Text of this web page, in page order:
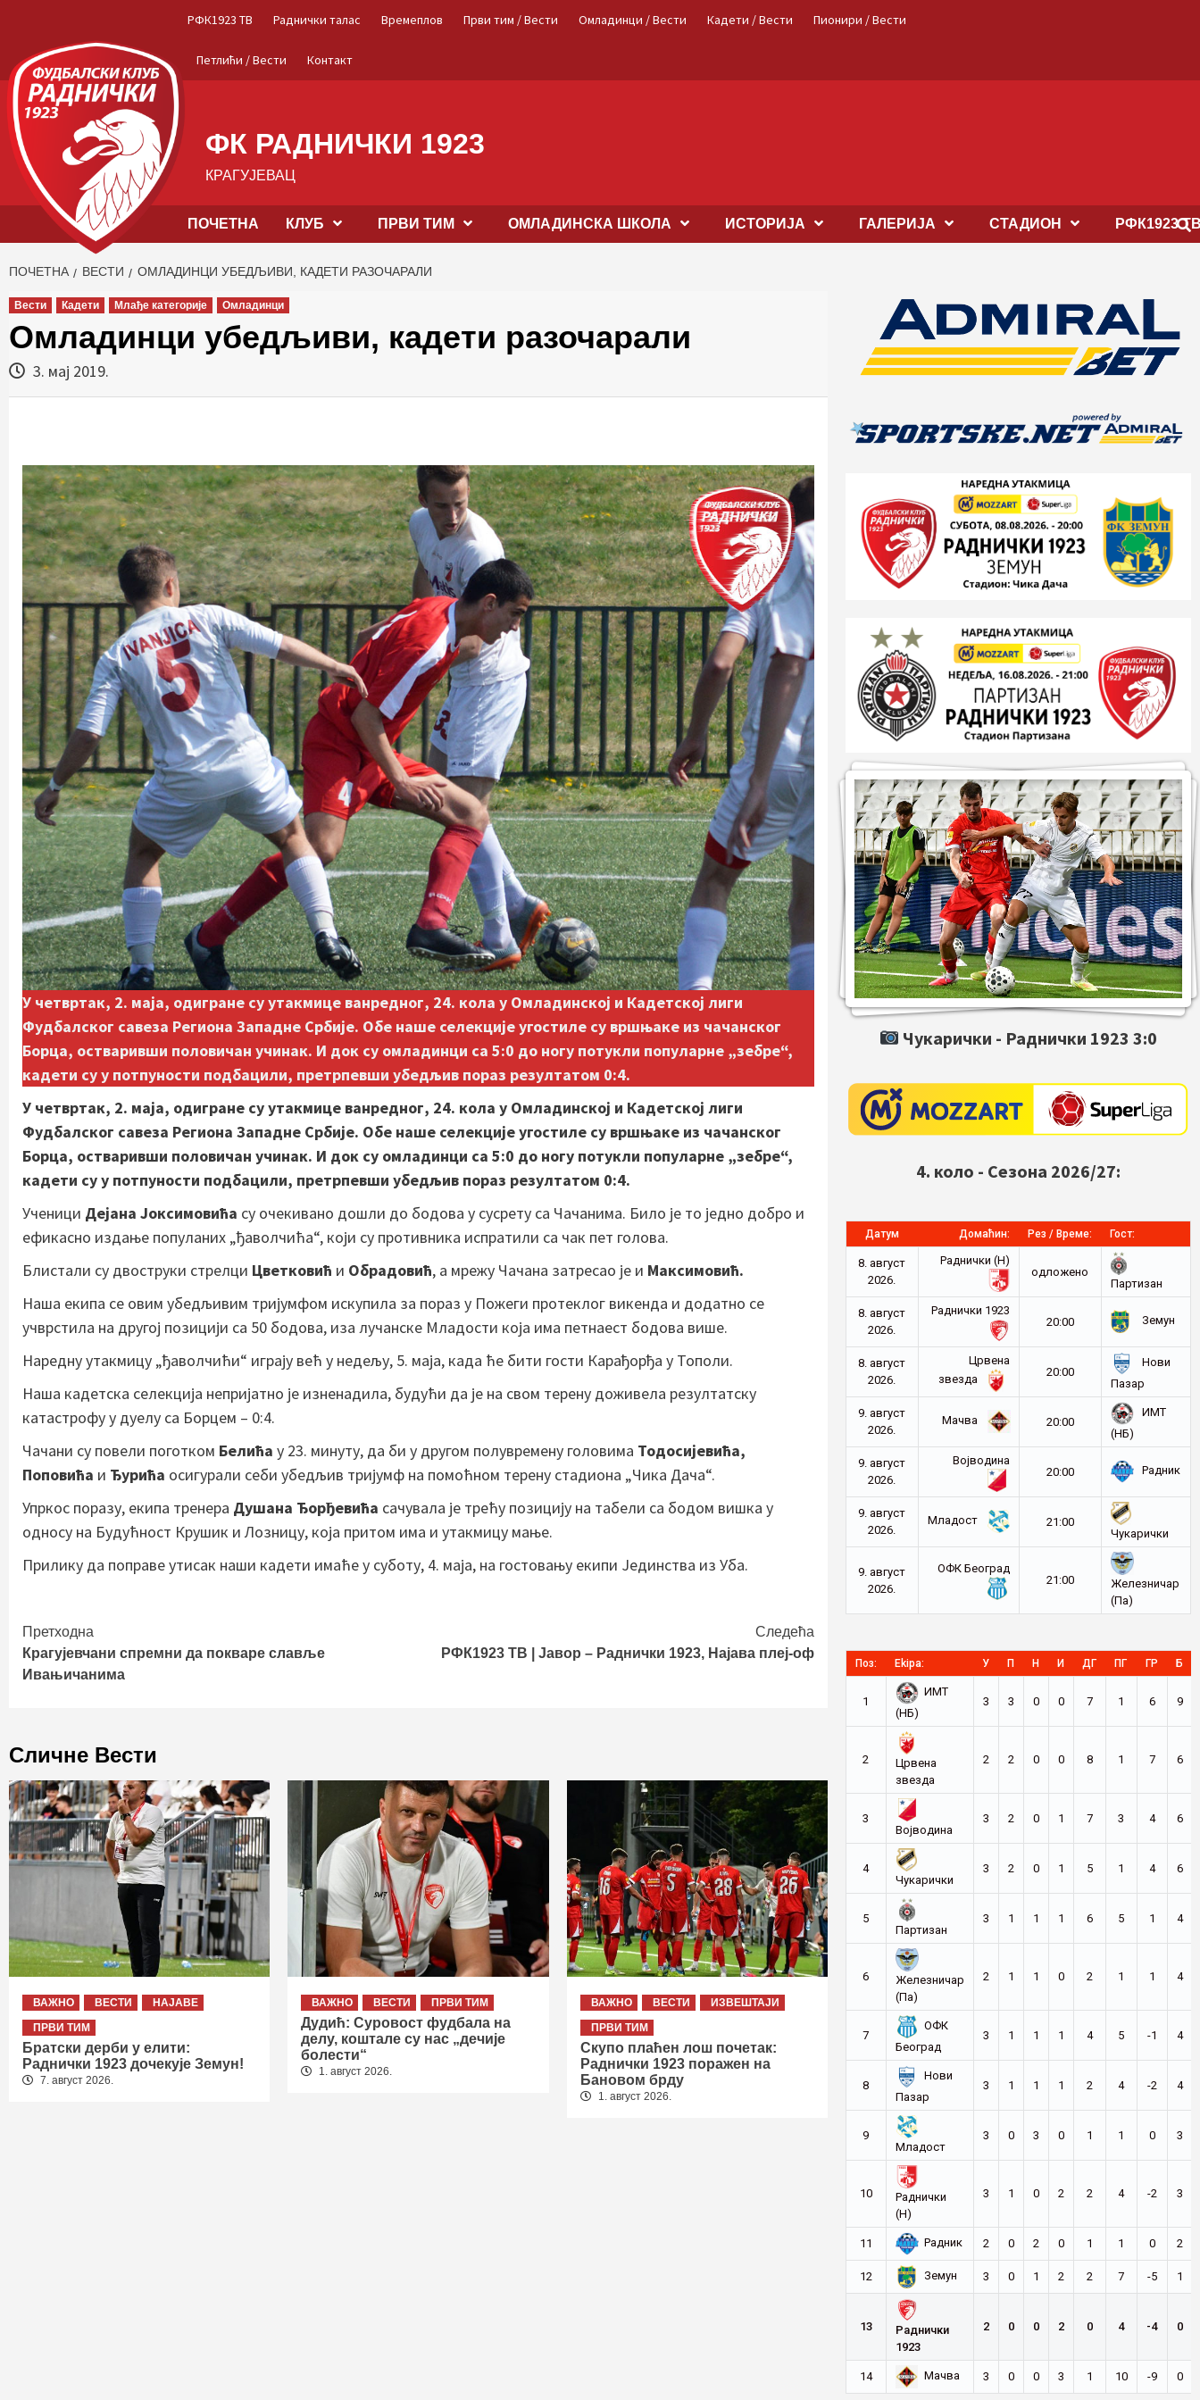
content
РФК1923 ТВ Раднички талас Времеплов Први тим / Вести Омладинци / Вести Кадети / Вести Пионири / Вести
Петлићи / Вести Контакт
ФК РАДНИЧКИ 1923
КРАГУЈЕВАЦ
ПОЧЕТНА КЛУБ ПРВИ ТИМ OМЛАДИНСКА ШКОЛА ИСТОРИЈА ГАЛЕРИЈА СТАДИОН РФК1923
ПОЧЕТНА ВЕСТИ ОМЛАДИНЦИ УБЕДЉИВИ, КАДЕТИ РАЗОЧАРАЛИ
Вести Кадети Млађе категорије Омладинци
Омладинци убедљиви, кадети разочарали
3. мај 2019.
У четвртак, 2. маја, одигране су утакмице ванредног, 24. кола у Омладинској и Кадетској лиги
Фудбалског савеза Региона Западне Србије. Обе наше селекције угостиле су вршњаке из чачанског
Борца, остваривши половичан учинак. И док су омладинци са 5:0 до ногу потукли популарне „зебре“,
кадети су у потпуности подбацили, претрпевши убедљив пораз резултатом 0:4.
У четвртак, 2. маја, одигране су утакмице ванредног, 24. кола у Омладинској и Кадетској лиги
Фудбалског савеза Региона Западне Србије. Обе наше селекције угостиле су вршњаке из чачанског
Борца, остваривши половичан учинак. И док су омладинци са 5:0 до ногу потукли популарне „зебре“,
кадети су у потпуности подбацили, претрпевши убедљив пораз резултатом 0:4.
Ученици Дејана Јоксимовића су очекивано дошли до бодова у сусрету са Чачанима. Било је то једно добро и
ефикасно издање популаних „ђаволчића“, који су противника испратили са чак пет голова.
Блистали су двоструки стрелци Цветковић и Обрадовић, а мрежу Чачана затресао је и Максимовић.
Наша екипа се овим убедљивим тријумфом искупила за пораз у Пожеги протеклог викенда и додатно се
учврстила на другој позицији са 50 бодова, иза лучанске Младости која има петнаест бодова више.
Наредну утакмицу „ђаволчићи“ играју већ у недељу, 5. маја, када ће бити гости Карађорђа у Тополи.
Наша кадетска селекција непријатно је изненадила, будући да је на свом терену доживела резултатску
катастрофу у дуелу са Борцем – 0:4.
Чачани су повели поготком Белића у 23. минуту, да би у другом полувремену головима Тодосијевића,
Поповића и Ђурића осигурали себи убедљив тријумф на помоћном терену стадиона „Чика Дача“.
Упркос поразу, екипа тренера Душана Ђорђевића сачувала је трећу позицију на табели са бодом вишка у
односу на Будућност Крушик и Лозницу, која притом има и утакмицу мање.
Прилику да поправе утисак наши кадети имаће у суботу, 4. маја, на гостовању екипи Јединства из Уба.
Continue
Reading
Претходна
Крагујевчани спремни да покваре славље
Ивањичанима
Следећа
РФК1923 ТВ | Јавор – Раднички 1923, Најава плеј-оф
Сличне Вести
ВАЖНО ВЕСТИ
НАЈАВЕ
ПРВИ ТИМ
Братски дерби у елити:
Раднички 1923 дочекује Земун!
7. август 2026.
ВАЖНО ВЕСТИ ПРВИ ТИМ
Дудић: Суровост фудбала на
делу, коштале су нас „дечије
болести“
1. август 2026.
ВАЖНО ВЕСТИ
ИЗВЕШТАЈИ
ПРВИ ТИМ
Скупо плаћен лош почетак:
Раднички 1923 поражен на
Бановом брду
1. август 2026.
Чукарички - Раднички 1923 3:0
4. коло - Сезона 2026/27:
Датум Домаћин: Рез / Време: Гост:
8. август
2026.
Раднички (Н)
oдложено
Партизан
8. август
2026.
Раднички 1923
20:00
Земун
8. август
2026.
Црвена
звезда
20:00
Нови
Пазар
9. август
2026.
Мачва 20:00
ИМТ
(НБ)
9. август
2026.
Војводина
20:00
Радник
9. август
2026.
Младост
21:00
Чукарички
9. август
2026.
ОФК Београд
21:00
Железничар
(Па)
Поз: Ekipa: У П Н И ДГ ПГ ГР Б
1
ИМТ
(НБ)
3 3 0 0 7 1 6 9
2
Црвена
звезда
2 2 0 0 8 1 7 6
3
Војводина
3 2 0 1 7 3 4 6
4
Чукарички
3 2 0 1 5 1 4 6
5
Партизан
3 1 1 1 6 5 1 4
6
Железничар
(Па)
2 1 1 0 2 1 1 4
7
ОФК
Београд
3 1 1 1 4 5 -1 4
8
Нови
Пазар
3 1 1 1 2 4 -2 4
9
Младост
3 0 3 0 1 1 0 3
10
Раднички
(Н)
3 1 0 2 2 4 -2 3
11 Радник 2 0 2 0 1 1 0 2
12 Земун 3 0 1 2 2 7 -5 1
13
Раднички
1923
2 0 0 2 0 4 -4 0
14 Мачва 3 0 0 3 1 10 -9 0